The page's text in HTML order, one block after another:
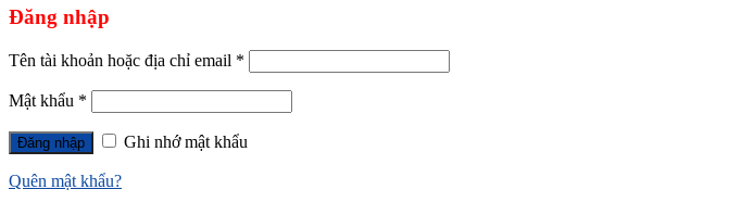
Đăng nhập
Tên tài khoản hoặc địa chỉ email *
Mật khẩu *
Đăng nhập Ghi nhớ mật khẩu
Quên mật khẩu?